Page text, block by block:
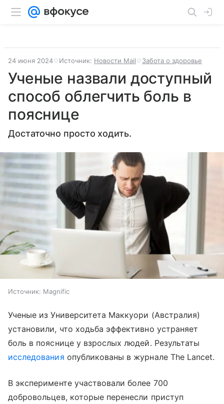
24 июня 2024 Источник: Новости Mail Забота о здоровье
Ученые назвали доступный
способ облегчить боль в
пояснице
Достаточно просто ходить.
Источник: Magnific
Ученые из Университета Маккуори (Австралия)
установили, что ходьба эффективно устраняет
боль в пояснице у взрослых людей. Результаты
исследования опубликованы в журнале The Lancet.
В эксперименте участвовали более 700
добровольцев, которые перенесли приступ